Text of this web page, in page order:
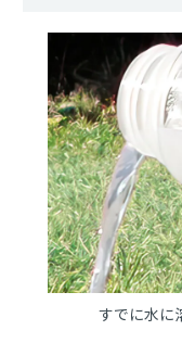
すでに水に